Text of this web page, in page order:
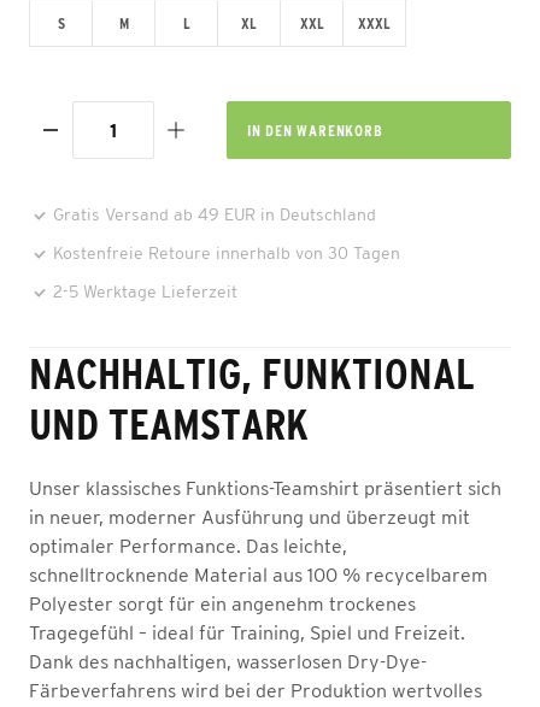
S M L XL XXL XXXL
IN DEN WARENKORB
Gratis Versand ab 49 EUR in Deutschland
Kostenfreie Retoure innerhalb von 30 Tagen
2-5 Werktage Lieferzeit
NACHHALTIG, FUNKTIONAL
UND TEAMSTARK
Unser klassisches Funktions-Teamshirt präsentiert sich
in neuer, moderner Ausführung und überzeugt mit
optimaler Performance. Das leichte,
schnelltrocknende Material aus 100 % recycelbarem
Polyester sorgt für ein angenehm trockenes
Tragegefühl – ideal für Training, Spiel und Freizeit.
Dank des nachhaltigen, wasserlosen Dry-Dye-
Färbeverfahrens wird bei der Produktion wertvolles